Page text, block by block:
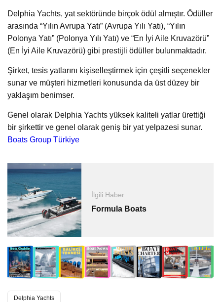
Delphia Yachts, yat sektöründe birçok ödül almıştır. Ödüller
arasında “Yılın Avrupa Yatı” (Avrupa Yılı Yatı), “Yılın
Polonya Yatı” (Polonya Yılı Yatı) ve “En İyi Aile Kruvazörü”
(En İyi Aile Kruvazörü) gibi prestijli ödüller bulunmaktadır.
Şirket, tesis yatlarını kişiselleştirmek için çeşitli seçenekler
sunar ve müşteri hizmetleri konusunda da üst düzey bir
yaklaşım benimser.
Genel olarak Delphia Yachts yüksek kaliteli yatlar ürettiği
bir şirkettir ve genel olarak geniş bir yat yelpazesi sunar.
Boats Group Türkiye
İlgili Haber
Formula Boats
Delphia Yachts